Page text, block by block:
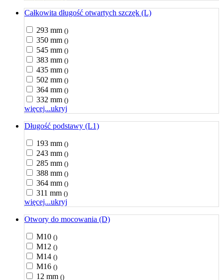
Całkowita długość otwartych szczęk (L)
293 mm ()
350 mm ()
545 mm ()
383 mm ()
435 mm ()
502 mm ()
364 mm ()
332 mm ()
więcej...ukryj
Długość podstawy (L1)
193 mm ()
243 mm ()
285 mm ()
388 mm ()
364 mm ()
311 mm ()
więcej...ukryj
Otwory do mocowania (D)
M10 ()
M12 ()
M14 ()
M16 ()
12 mm ()